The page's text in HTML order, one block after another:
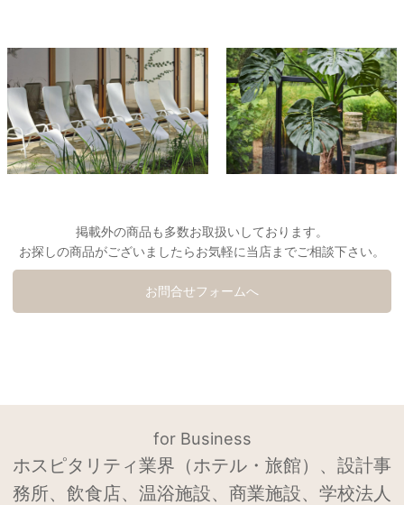
掲載外の商品も多数お取扱いしております。
お探しの商品がございましたらお気軽に当店までご相談下さい。
お問合せフォームへ
for Business
ホスピタリティ業界（ホテル・旅館）、設計事
務所、飲食店、温浴施設、商業施設、学校法人